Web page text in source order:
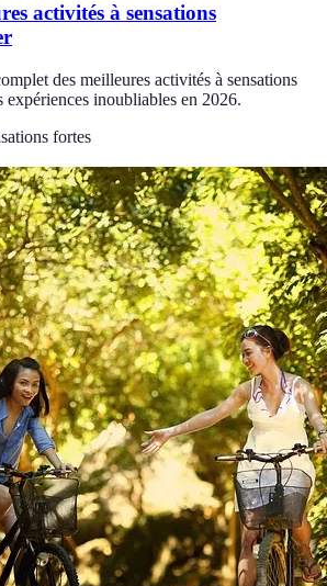
activités à sensations
des meilleures activités à sensations
expériences inoubliables en 2026.
fortes